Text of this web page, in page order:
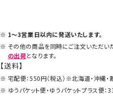
1～3営業日以内に発送いたします。
その他の商品を同時にご注文いただい
の出荷となります。
【送料】
宅配便：550円（税込）※北海道・沖縄
ゆうパケット便・ゆうパケットプラス便：